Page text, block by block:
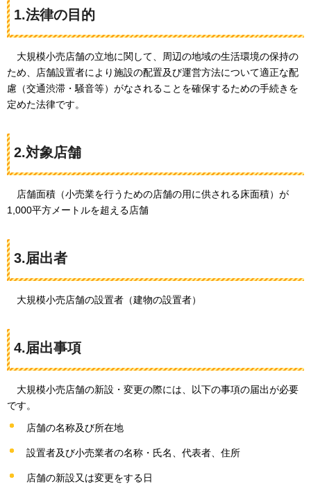
1.法律の目的
大規模小売店舗の立地に関して、周辺の地域の生活環境の保持の
ため、店舗設置者により施設の配置及び運営方法について適正な配
慮（交通渋滞・騒音等）がなされることを確保するための手続きを
定めた法律です。
2.対象店舗
店舗面積 （小売業を行うための店舗の用に供される床面積）が
1,000平方メートルを超える店舗
3.届出者
大規模小売店舗の設置者（建物の設置者）
4.届出事項
大規模小売店舗の新設・変更の際には、以下の事項の届出が必要
です。
店舗の名称及び所在地
設置者及び小売業者の名称・氏名、代表者、住所
店舗の新設又は変更をする日